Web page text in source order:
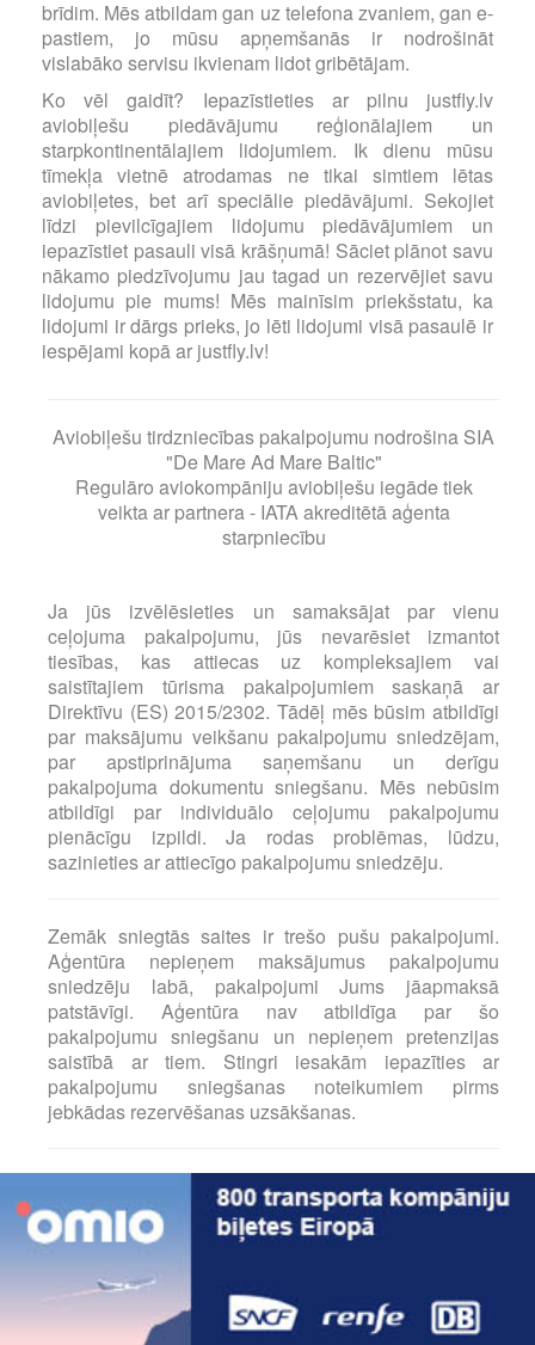
brīdim. Mēs atbildam gan uz telefona zvaniem, gan e-
pastiem, jo mūsu apņemšanās ir nodrošināt
vislabāko servisu ikvienam lidot gribētājam.
Ko vēl gaidīt? Iepazīstieties ar pilnu justfly.lv
aviobiļešu piedāvājumu reģionālajiem un
starpkontinentālajiem lidojumiem. Ik dienu mūsu
tīmekļa vietnē atrodamas ne tikai simtiem lētas
aviobiļetes, bet arī speciālie piedāvājumi. Sekojiet
līdzi pievilcīgajiem lidojumu piedāvājumiem un
iepazīstiet pasauli visā krāšņumā! Sāciet plānot savu
nākamo piedzīvojumu jau tagad un rezervējiet savu
lidojumu pie mums! Mēs mainīsim priekšstatu, ka
lidojumi ir dārgs prieks, jo lēti lidojumi visā pasaulē ir
iespējami kopā ar justfly.lv!
Aviobiļešu tirdzniecības pakalpojumu nodrošina SIA
"De Mare Ad Mare Baltic"
Regulāro aviokompāniju aviobiļešu iegāde tiek
veikta ar partnera - IATA akreditētā aģenta
starpniecību
Ja jūs izvēlēsieties un samaksājat par vienu
ceļojuma pakalpojumu, jūs nevarēsiet izmantot
tiesības, kas attiecas uz kompleksajiem vai
saistītajiem tūrisma pakalpojumiem saskaņā ar
Direktīvu (ES) 2015/2302. Tādēļ mēs būsim atbildīgi
par maksājumu veikšanu pakalpojumu sniedzējam,
par apstiprinājuma saņemšanu un derīgu
pakalpojuma dokumentu sniegšanu. Mēs nebūsim
atbildīgi par individuālo ceļojumu pakalpojumu
pienācīgu izpildi. Ja rodas problēmas, lūdzu,
sazinieties ar attiecīgo pakalpojumu sniedzēju.
Zemāk sniegtās saites ir trešo pušu pakalpojumi.
Aģentūra nepieņem maksājumus pakalpojumu
sniedzēju labā, pakalpojumi Jums jāapmaksā
patstāvīgi. Aģentūra nav atbildīga par šo
pakalpojumu sniegšanu un nepieņem pretenzijas
saistībā ar tiem. Stingri iesakām iepazīties ar
pakalpojumu sniegšanas noteikumiem pirms
jebkādas rezervēšanas uzsākšanas.